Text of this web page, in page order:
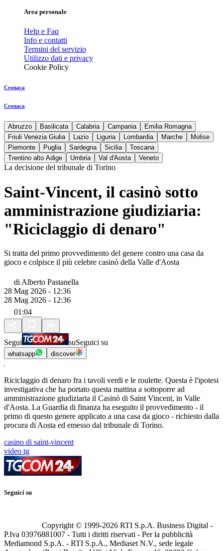
Area personale
Help e Faq
Info e contatti
Termini del servizio
Utilizzo dati e privacy
Cookie Policy
Cronaca
Cronaca
Abruzzo Basilicata Calabria Campania
Emilia Romagna
Friuli Venezia Giulia
Lazio Liguria Lombardia Marche
Molise
Piemonte
Puglia Sardegna Sicilia
Toscana
Trentino alto Adige
Umbria Val d'Aosta Veneto
La decisione del tribunale di Torino
Saint-Vincent, il casinò sotto
amministrazione giudiziaria:
"Riciclaggio di denaro"
Si tratta del primo provvedimento del genere contro una casa da
gioco e colpisce il più celebre casinò della Valle d'Aosta
di Alberto Pastanella
28 Mag 2026 - 12:36
28 Mag 2026 - 12:36
01:04
Segui suSeguici su
whatsapp discover
Riciclaggio di denaro fra i tavoli verdi e le roulette. Questa è l'ipotesi
investigativa che ha portato questa mattina a sottoporre ad
amministrazione giudiziaria il Casinò di Saint Vincent, in Valle
d'Aosta. La Guardia di finanza ha eseguito il provvedimento - il
primo di questo genere applicato a una casa da gioco - richiesto dalla
procura di Aosta ed emesso dal tribunale di Torino.
casino di saint-vincent
video tg
Seguici su
Copyright © 1999-2026 RTI S.p.A. Business Digital -
P.Iva 03976881007 - Tutti i diritti riservati - Per la pubblicità
Mediamond S.p.A. - RTI S.p.A., Mediaset N.V., sede legale